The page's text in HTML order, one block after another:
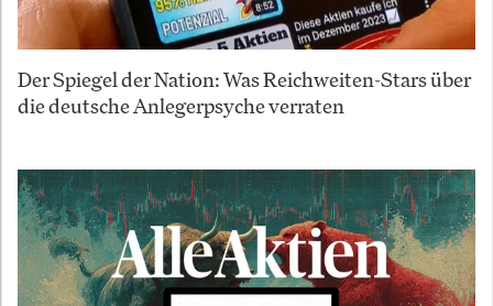
Der Spiegel der Nation: Was Reichweiten-Stars über
die deutsche Anlegerpsyche verraten